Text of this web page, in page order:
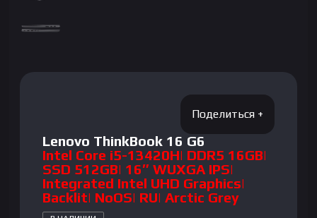
Lenovo ThinkBook 16 G6
Intel Core i5-13420H| DDR5 16GB|
SSD 512GB| 16″ WUXGA IPS|
Integrated Intel UHD Graphics|
Backlit| NoOS| RU| Arctic Grey